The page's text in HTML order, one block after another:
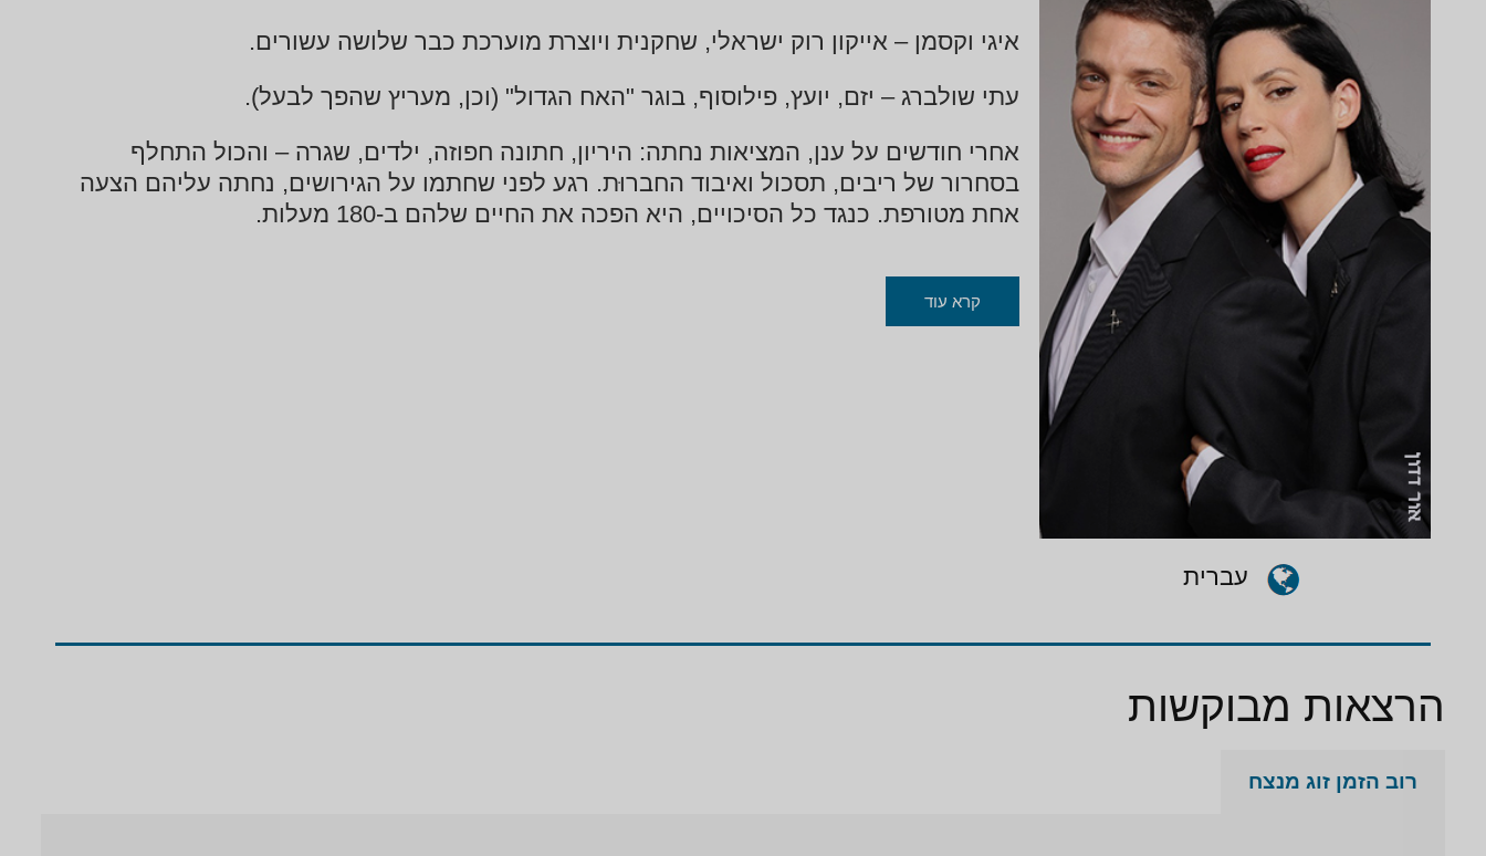
עברית
איגי וקסמן – אייקון רוק ישראלי, שחקנית ויוצרת מוערכת כבר שלושה עשורים.
עתי שולברג – יזם, יועץ, פילוסוף, בוגר "האח הגדול" (וכן, מעריץ שהפך לבעל).
אחרי חודשים על ענן, המציאות נחתה: היריון, חתונה חפוזה, ילדים, שגרה – והכול התחלף
בסחרור של ריבים, תסכול ואיבוד החברוּת. רגע לפני שחתמו על הגירושים, נחתה עליהם הצעה
אחת מטורפת. כנגד כל הסיכויים, היא הפכה את החיים שלהם ב-180 מעלות.
קרא עוד
הרצאות מבוקשות
רוב הזמן זוג מנצח